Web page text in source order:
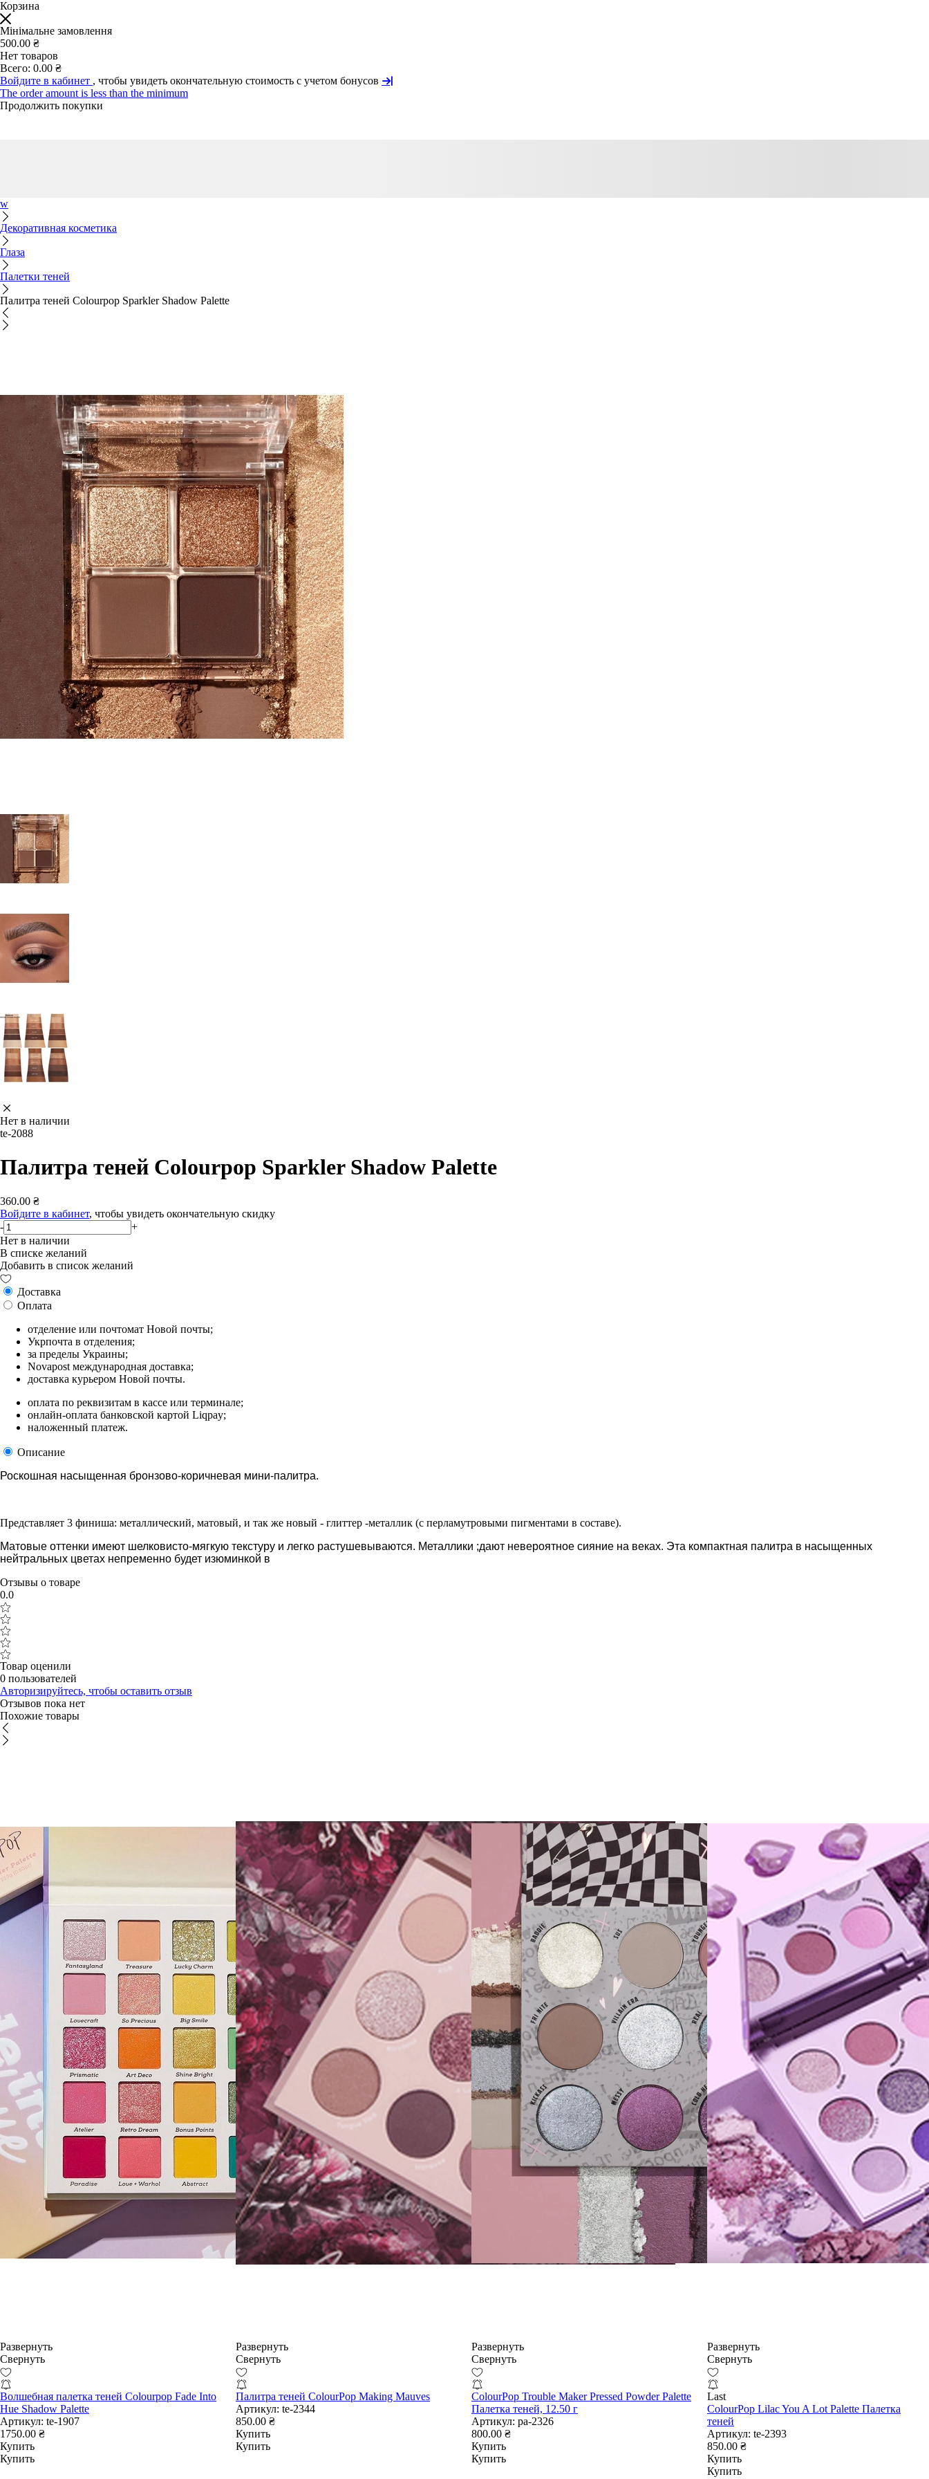
Корзина
Мінімальне замовлення
500.00 ₴
Нет товаров
Всего: 0.00 ₴
Войдите в кабинет , чтобы увидеть окончательную стоимость с учетом бонусов
The order amount is less than the minimum
Продолжить покупки
w
Декоративная косметика
Глаза
Палетки теней
Палитра теней Colourpop Sparkler Shadow Palette
Нет в наличии
te-2088
Палитра теней Colourpop Sparkler Shadow Palette
360.00 ₴
Войдите в кабинет, чтобы увидеть окончательную скидку
-
+
Нет в наличии
В списке желаний
Добавить в список желаний
Доставка
Оплата
отделение или почтомат Новой почты;
Укрпочта в отделения;
за пределы Украины;
Novapost международная доставка;
доставка курьером Новой почты.
оплата по реквизитам в кассе или терминале;
онлайн-оплата банковской картой Liqpay;
наложенный платеж.
Описание
Роскошная насыщенная бронзово-коричневая мини-палитра.
Представляет 3 финиша: металлический, матовый, и так же новый - глиттер -металлик (с перламутровыми пигментами в составе).
Матовые оттенки имеют шелковисто-мягкую текстуру и легко растушевываются. Металлики ;дают невероятное сияние на веках. Эта компактная палитра в насыщенных
нейтральных цветах непременно будет изюминкой в
Отзывы о товаре
0.0
Товар оценили
0 пользователей
Авторизируйтесь, чтобы оставить отзыв
Отзывов пока нет
Похожие товары
Развернуть
Свернуть
Волшебная палетка теней Colourpop Fade Into
Hue Shadow Palette
Артикул: te-1907
1750.00 ₴
Купить
Купить
Развернуть
Свернуть
Палитра теней ColourPop Making Mauves
Артикул: te-2344
850.00 ₴
Купить
Купить
Развернуть
Свернуть
ColourPop Trouble Maker Pressed Powder Palette
Палетка теней, 12.50 г
Артикул: pa-2326
800.00 ₴
Купить
Купить
Развернуть
Свернуть
Last
ColourPop Lilac You A Lot Palette Палетка
теней
Артикул: te-2393
850.00 ₴
Купить
Купить